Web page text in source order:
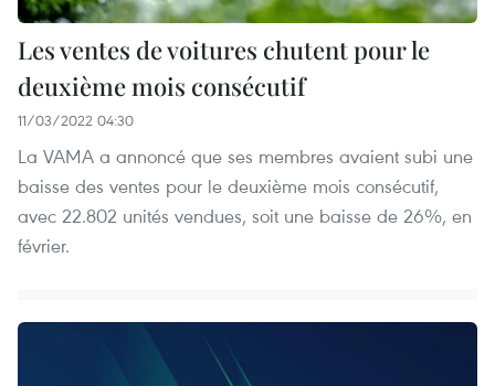
Les ventes de voitures chutent pour le
deuxième mois consécutif
11/03/2022 04:30
La VAMA a annoncé que ses membres avaient subi une
baisse des ventes pour le deuxième mois consécutif,
avec 22.802 unités vendues, soit une baisse de 26%, en
février.